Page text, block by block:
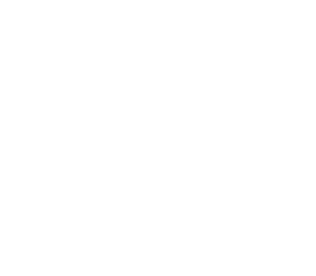
sur LinkedIn